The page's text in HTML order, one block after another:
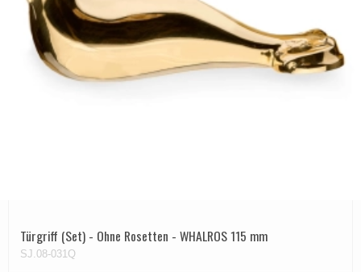
Türgriff (Set) - Ohne Rosetten - WHALROS 115 mm
SJ.08-031Q